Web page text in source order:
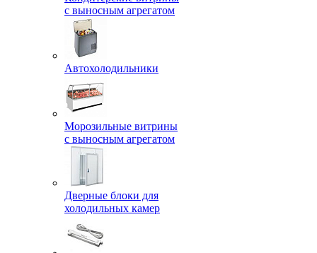
с выносным агрегатом
Автохолодильники
Морозильные витрины
с выносным агрегатом
Дверные блоки для
холодильных камер